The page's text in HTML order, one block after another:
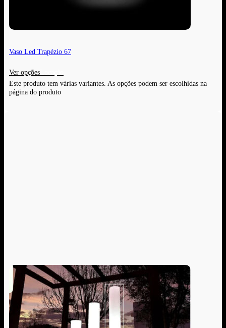
Vaso Led Trapézio 67
Ver opções
Este produto tem várias variantes. As opções podem ser escolhidas na
página do produto